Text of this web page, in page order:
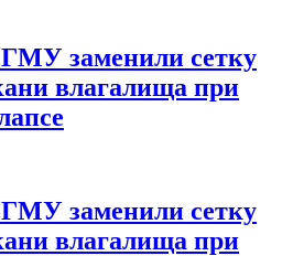
заменили сетку
влагалища при
заменили сетку
влагалища при